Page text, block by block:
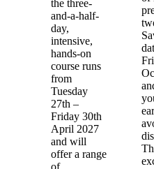
the three-
and-a-half-
day,
intensive,
hands-on
course runs
from
Tuesday
27th –
Friday 30th
April 2027
and will
offer a range
of